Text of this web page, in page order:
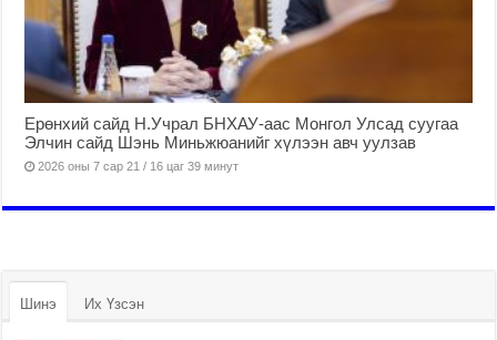
Ерөнхий сайд Н.Учрал БНХАУ-аас Монгол Улсад суугаа
Элчин сайд Шэнь Миньжюанийг хүлээн авч уулзав
2026 оны 7 сар 21 / 16 цаг 39 минут
Шинэ Их Үзсэн